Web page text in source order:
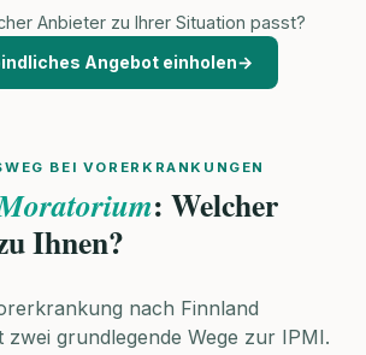
Anbieter zu Ihrer Situation passt?
Angebot einholen→
BEI VORERKRANKUNGEN
: Welcher
Ihnen?
nach Finnland
zwei grundlegende Wege zur IPMI.